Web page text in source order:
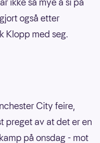
også etter
Klopp med seg.
City feire,
preget av at det er en
på onsdag - mot